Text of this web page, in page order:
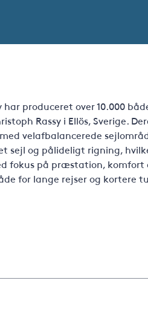
har produceret over 10.000
Rassy i Ellös, Sverige.
velafbalancerede
sejl og pålideligt rigning,
fokus på præstation, komfort
for lange rejser og kortere